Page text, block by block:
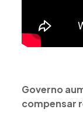
Governo
compensar